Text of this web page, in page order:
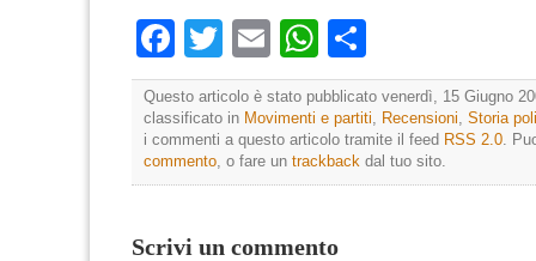
Facebook
TwitterEmailWhatsApp
Questo articolo è stato pubblicato venerdì, 15 Giugno
classificato in Movimenti e partiti Recensioni Storia
i commenti a questo articolo tramite il feed RSS 2.0 .
commento , o fare un trackback dal tuo sito.
Scrivi un commento